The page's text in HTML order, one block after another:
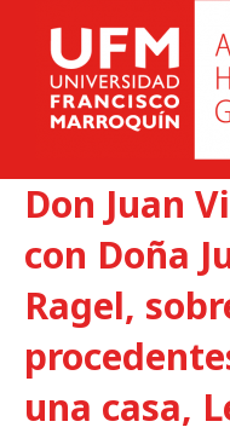
Don Juan
con Doña
Ragel,
una casa,